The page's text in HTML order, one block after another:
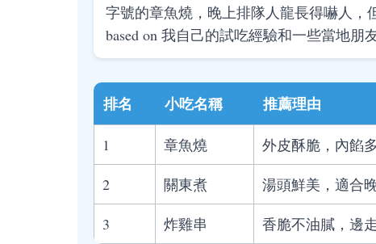
字號的章魚燒，晚上排隊人龍長得嚇人，
based on 我自己的試吃經驗和一些當地朋
排名 小吃名稱 推薦理由
1 章魚燒 外皮酥脆，內餡
2 關東煮 湯頭鮮美，適合
3 炸雞串 香脆不油膩，邊